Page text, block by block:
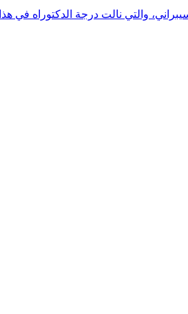
والتي نالت درجة الدكتوراه في